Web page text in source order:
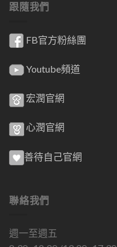
跟隨我們
FB官方粉絲團
Youtube頻道
宏潤官網
心潤官網
善待自己官網
聯絡我們
週一至週五